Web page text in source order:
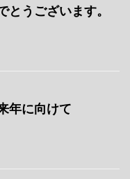
とうございます。
年に向けて